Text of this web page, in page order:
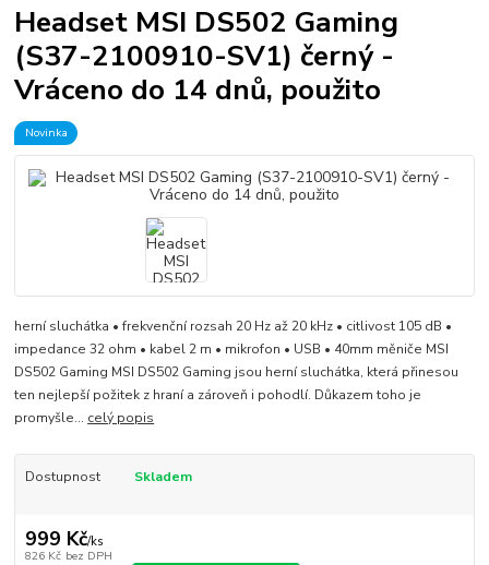
Headset MSI DS502 Gaming
(S37-2100910-SV1) černý -
Vráceno do 14 dnů, použito
Novinka
herní sluchátka • frekvenční rozsah 20 Hz až 20 kHz • citlivost 105 dB •
impedance 32 ohm • kabel 2 m • mikrofon • USB • 40mm měniče MSI
DS502 Gaming MSI DS502 Gaming jsou herní sluchátka, která přinesou
ten nejlepší požitek z hraní a zároveň i pohodlí. Důkazem toho je
promyšle... celý popis
Dostupnost Skladem
999 Kč/ks
826 Kč bez DPH